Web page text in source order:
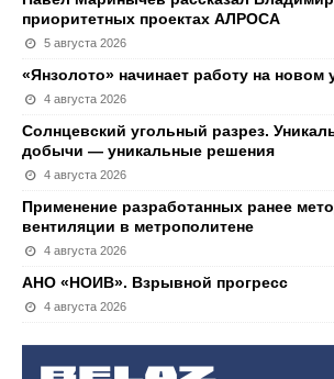
приоритетных проектах АЛРОСА
5 августа 2026
«Янзолото» начинает работу на новом
4 августа 2026
Солнцевский угольный разрез.
добычи — уникальные решения
4 августа 2026
Применение разработанных ранее
вентиляции в метрополитене
4 августа 2026
АНО «НОИВ». Взрывной прогресс
4 августа 2026